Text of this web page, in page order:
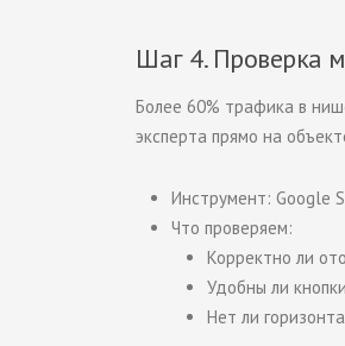
Шаг 4. Проверка
Более 60% трафика в
эксперта прямо на
Инструмент: Google
Что проверяем:
Корректно ли
Удобны ли
Нет ли